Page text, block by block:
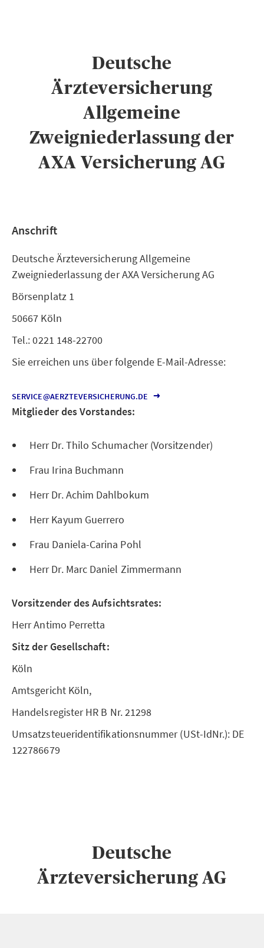
Deutsche
Ärzteversicherung
Allgemeine
Zweigniederlassung der
AXA Versicherung AG
Anschrift
Deutsche Ärzteversicherung Allgemeine
Zweigniederlassung der AXA Versicherung AG
Börsenplatz 1
50667 Köln
Tel.: 0221 148-22700
Sie erreichen uns über folgende E-Mail-Adresse:
SERVICE@AERZTEVERSICHERUNG.DE
Mitglieder des Vorstandes:
Herr Dr. Thilo Schumacher (Vorsitzender)
Frau Irina Buchmann
Herr Dr. Achim Dahlbokum
Herr Kayum Guerrero
Frau Daniela-Carina Pohl
Herr Dr. Marc Daniel Zimmermann
Vorsitzender des Aufsichtsrates:
Herr Antimo Perretta
Sitz der Gesellschaft:
Köln
Amtsgericht Köln,
Handelsregister HR B Nr. 21298
Umsatzsteueridentifikationsnummer (USt-IdNr.): DE
122786679
Deutsche
Ärzteversicherung AG